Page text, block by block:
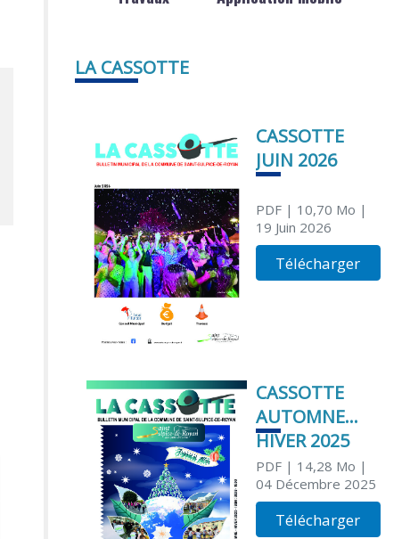
LA CASSOTTE
CASSOTTE
JUIN 2026
PDF| 10,70 Mo |
19 Juin 2026
Télécharger
CASSOTTE
AUTOMNE
HIVER 2025
PDF| 14,28 Mo |
04 Décembre 2025
Télécharger